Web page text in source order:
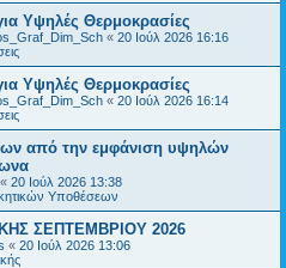
Υψηλές Θερμοκρασίες
« 20 Ιούλ 2026 16:16
Υψηλές Θερμοκρασίες
« 20 Ιούλ 2026 16:14
από την εμφάνιση υψηλών
« 20 Ιούλ 2026 13:38
Υποθέσεων
ΣΕΠΤΕΜΒΡΙΟΥ 2026
« 20 Ιούλ 2026 13:06